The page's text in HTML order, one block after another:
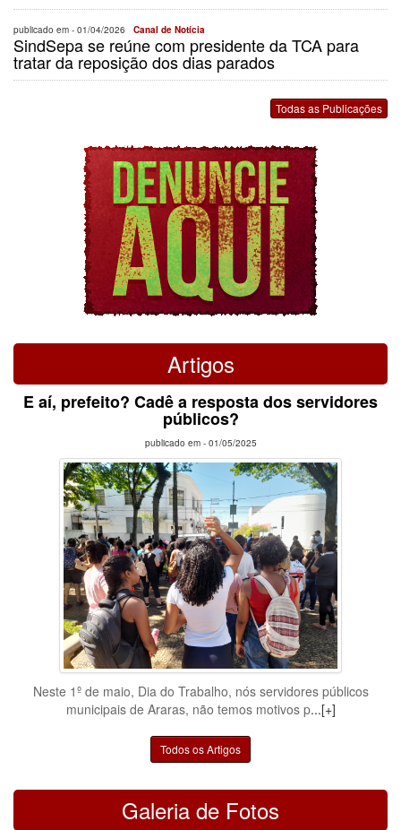
publicado em - 01/04/2026 Canal de Notícia
SindSepa se reúne com presidente da TCA para
tratar da reposição dos dias parados
Todas as Publicações
Artigos
E aí, prefeito? Cadê a resposta dos servidores
públicos?
publicado em - 01/05/2025
Neste 1º de maio, Dia do Trabalho, nós servidores públicos
municipais de Araras, não temos motivos p...[+]
Todos os Artigos
Galeria de Fotos